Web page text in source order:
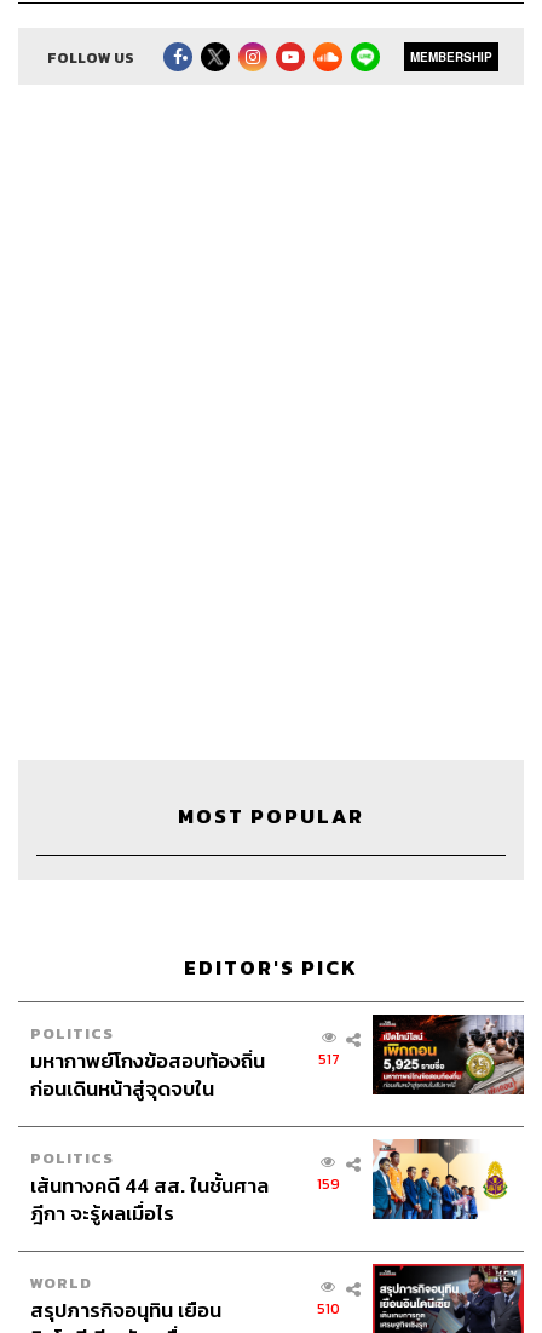
แปลจากหนังสือダイイング・アイ: Daiingu Ai
อาเมะมุระ ชินสุเกะ ถูกทำร้าย ได้รับบาด
เจ็บสาหัสที่ศีรษะ ส่งผลให้เขาสูญเสียความทรงจำไปบางส่วน
คนร้ายที่ลงมือก่อเหตุคือ คิชินากะ เรจิ ผู้เป็นสามีของหญิงที่
ตายในอุบัติเหตุทางจราจร เพราะชินสุเกะเป็นต้นเหตุ ชินสุเกะ
ซึ่งจดจำเรื่องราวเกี่ยวกับอุบัติเหตุครั้งนั้นแทบไม่ได้ รู้สึกติดใจ
มูลเหตุแท้จริงของการลงมือก่อคดีของเรจิ ทว่าพอเริ่มหา
เบาะแสเพื่อสืบค้นความจริง พวกคนรอบตัวกลับแสดงท่าทีน่า
สงสัยชวนให้หวั่นใจ อีกทั้งยังมีหญิงปริศนาผู้เต็มเปี่ยมไปด้วย
เสน่ห์ลึกลับปรากฏตัวเบื้องหน้าชินสุเกะ ตัวตนที่แท้จริงของผู้
FOLLOW US MEMBERSHIP
MOST POPULAR
EDITOR'S PICK
POLITICS
มหากาพย์โกงข้อสอบท้องถิ่น
ก่อนเดินหน้าสู่จุดจบใน
517
POLITICS
เส้นทางคดี 44 สส. ในชั้นศาล
ฎีกา จะรู้ผลเมื่อไร
159
WORLD
สรุปภารกิจอนุทิน เยือน
510